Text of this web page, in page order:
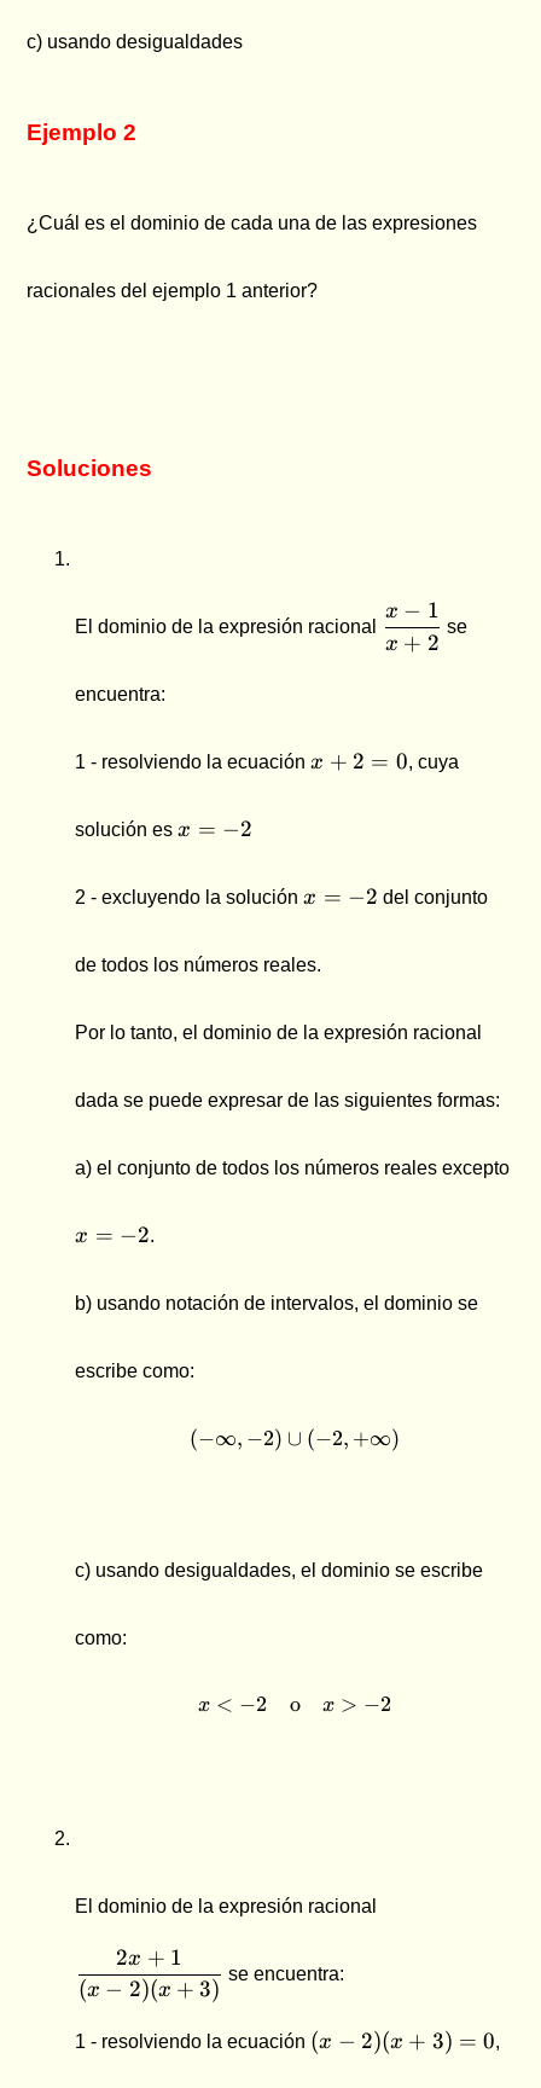
c) usando desigualdades
Ejemplo 2
¿Cuál es el dominio de cada una de las expresiones
racionales del ejemplo 1 anterior?
Soluciones
El dominio de la expresión racional
\dfrac{x-
1}{x+2}
x + 2
x − 1
se
encuentra:
1 - resolviendo la ecuación+
x + 2 = 0, cuya
solución es=
x = −2
2 - excluyendo la solución=
x = −2 del conjunto
de todos los números reales.
Por lo tanto, el dominio de la expresión racional
dada se puede expresar de las siguientes formas:
a) el conjunto de todos los números reales excepto
=
x = −2.
b) usando notación de intervalos, el dominio se
escribe como:
(-\infty , -2) \cup (-2 ,
(−∞, −2) ∪ (−2, +∞)
c) usando desigualdades, el dominio se escribe
como:
x \lt -2 \quad \text{o}
x < −2 o x > −2
El dominio de la expresión racional
(x − 2)(x + 3)
2x + 1
se encuentra:
1 - resolviendo la ecuación (x+3)
(x − 2)(x + 3) = 0,